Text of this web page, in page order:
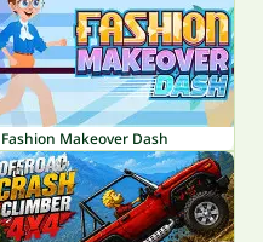
Fashion Makeover Dash